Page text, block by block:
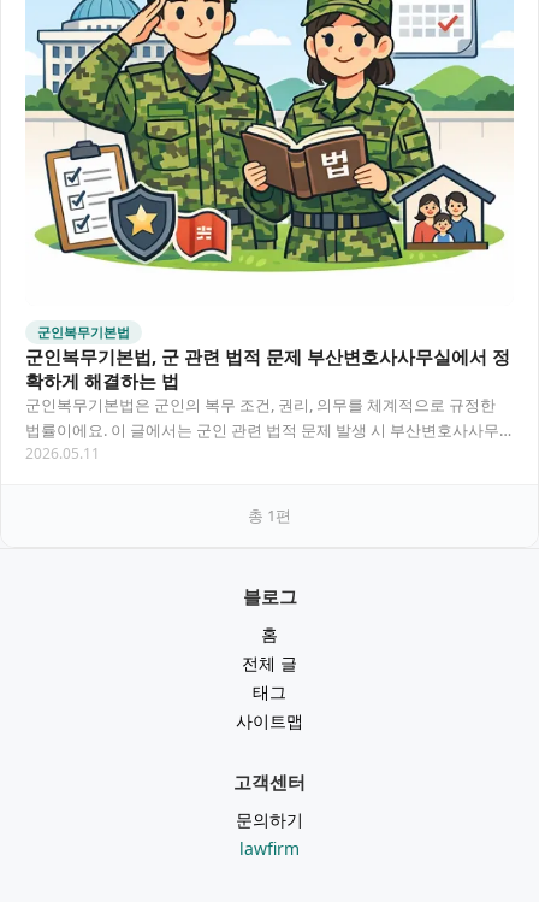
군인복무기본법
군인복무기본법, 군 관련 법적 문제 부산변호사사무실에서 정
확하게 해결하는 법
군인복무기본법은 군인의 복무 조건, 권리, 의무를 체계적으로 규정한
법률이에요. 이 글에서는 군인 관련 법적 문제 발생 시 부산변호사사무
실을 통해 어떻게 대응할 수 있는지 알기 쉽…
2026.05.11
총 1편
블로그
홈
전체 글
태그
사이트맵
고객센터
문의하기
lawfirm